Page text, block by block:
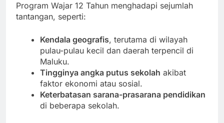
Program Wajar 12 Tahun menghadapi sejumlah
tantangan, seperti:
Kendala geografis, terutama di wilayah
pulau-pulau kecil dan daerah terpencil di
Maluku.
Tingginya angka putus sekolah akibat
faktor ekonomi atau sosial.
Keterbatasan sarana-prasarana pendidikan
di beberapa sekolah.